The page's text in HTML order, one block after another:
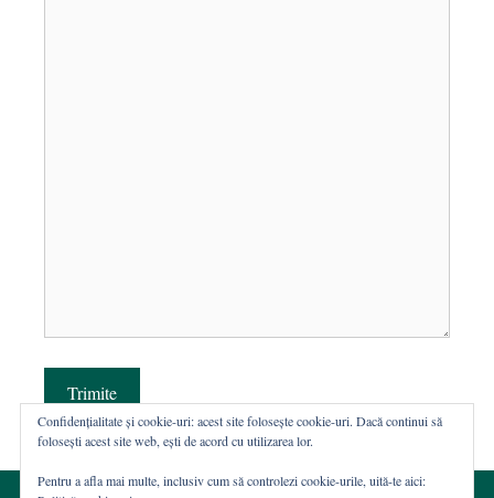
Trimite
Confidențialitate și cookie-uri: acest site folosește cookie-uri. Dacă continui să
folosești acest site web, ești de acord cu utilizarea lor.
Pentru a afla mai multe, inclusiv cum să controlezi cookie-urile, uită-te aici: